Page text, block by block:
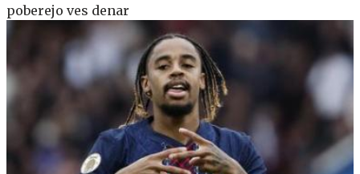
poberejo ves denar